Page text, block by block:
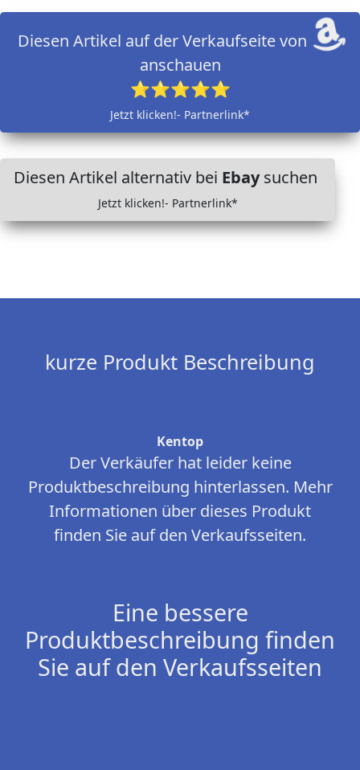
Diesen Artikel auf der Verkaufseite von
anschauen
⭐⭐⭐⭐⭐
Jetzt klicken!- Partnerlink*
Diesen Artikel alternativ bei Ebaysuchen
Jetzt klicken!- Partnerlink*
kurze Produkt Beschreibung
Kentop
Der Verkäufer hat leider keine
Produktbeschreibung hinterlassen. Mehr
Informationen über dieses Produkt
finden Sie auf den Verkaufsseiten.
Eine bessere
Produktbeschreibung finden
Sie auf den Verkaufsseiten